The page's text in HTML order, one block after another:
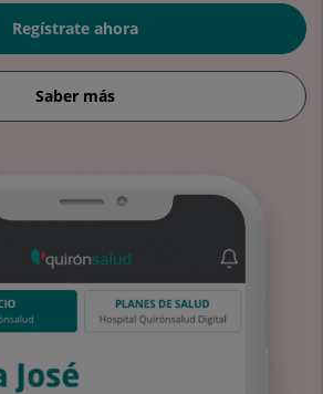
Regístrate ahora
Saber más